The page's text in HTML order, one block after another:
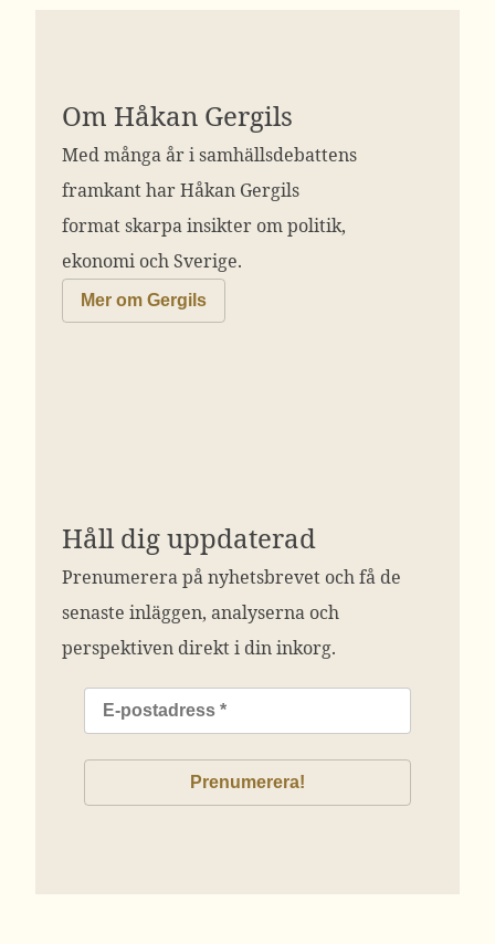
Om Håkan Gergils
Med många år i samhällsdebattens
framkant har Håkan Gergils
format skarpa insikter om politik,
ekonomi och Sverige.
Mer om Gergils
Håll dig uppdaterad
Prenumerera på nyhetsbrevet och få de
senaste inläggen, analyserna och
perspektiven direkt i din inkorg.